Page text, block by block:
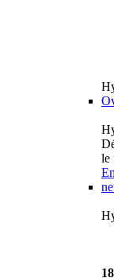
le